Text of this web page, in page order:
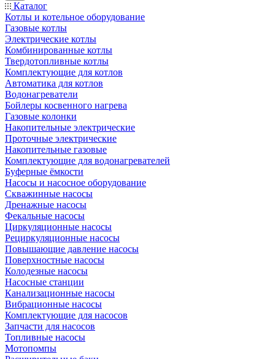
Каталог
Котлы и котельное оборудование
Газовые котлы
Электрические котлы
Комбинированные котлы
Твердотопливные котлы
Комплектующие для котлов
Автоматика для котлов
Водонагреватели
Бойлеры косвенного нагрева
Газовые колонки
Накопительные электрические
Проточные электрические
Накопительные газовые
Комплектующие для водонагревателей
Буферные ёмкости
Насосы и насосное оборудование
Скважинные насосы
Дренажные насосы
Фекальные насосы
Циркуляционные насосы
Рециркуляционные насосы
Повышающие давление насосы
Поверхностные насосы
Колодезные насосы
Насосные станции
Канализационные насосы
Вибрационные насосы
Комплектующие для насосов
Запчасти для насосов
Топливные насосы
Мотопомпы